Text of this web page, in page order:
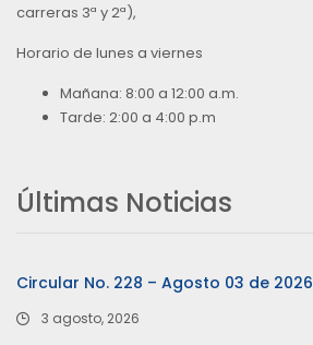
carreras 3ª y 2ª),
Horario de lunes a viernes
Mañana: 8:00 a 12:00 a.m.
Tarde: 2:00 a 4:00 p.m
Últimas Noticias
Circular No. 228 – Agosto 03 de 2026
3 agosto, 2026